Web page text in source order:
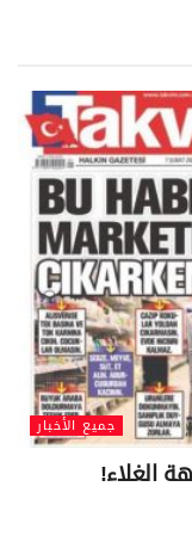
جميع الأخبار
الغلاء!